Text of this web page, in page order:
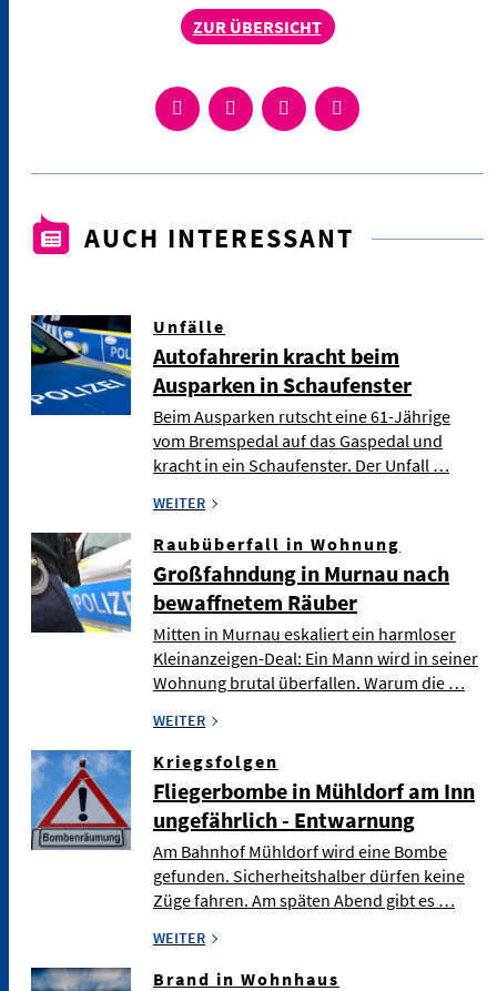
ZUR ÜBERSICHT
AUCH INTERESSANT
Unfälle
Autofahrerin kracht beim
Ausparken in Schaufenster
Beim Ausparken rutscht eine 61-Jährige
vom Bremspedal auf das Gaspedal und
kracht in ein Schaufenster. Der Unfall …
WEITER
Raubüberfall in Wohnung
Großfahndung in Murnau nach
bewaffnetem Räuber
Mitten in Murnau eskaliert ein harmloser
Kleinanzeigen-Deal: Ein Mann wird in seiner
Wohnung brutal überfallen. Warum die …
WEITER
Kriegsfolgen
Fliegerbombe in Mühldorf am Inn
ungefährlich - Entwarnung
Am Bahnhof Mühldorf wird eine Bombe
gefunden. Sicherheitshalber dürfen keine
Züge fahren. Am späten Abend gibt es …
WEITER
Brand in Wohnhaus